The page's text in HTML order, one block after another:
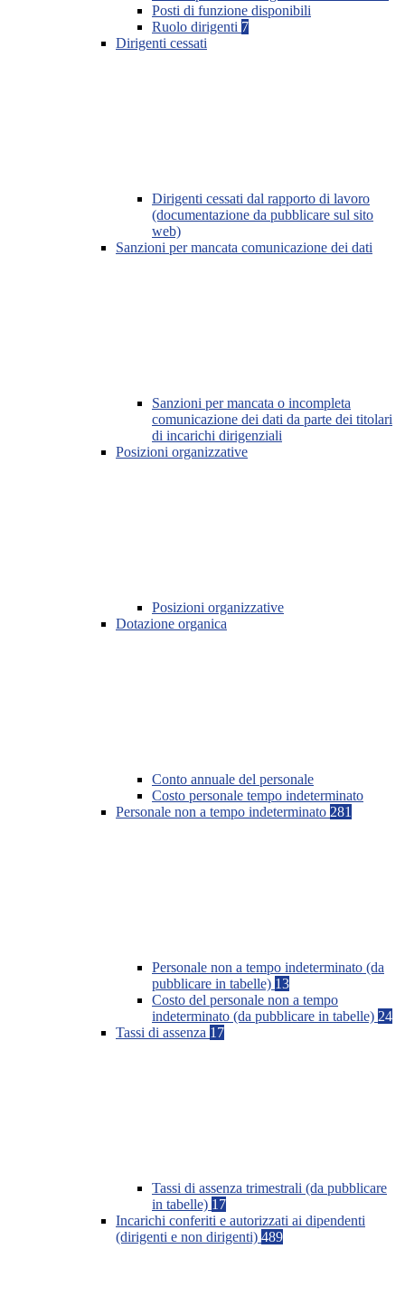
Posti di funzione disponibili
Ruolo dirigenti 7
Dirigenti cessati
Dirigenti cessati dal rapporto di lavoro
(documentazione da pubblicare sul sito
web)
Sanzioni per mancata comunicazione dei dati
Sanzioni per mancata o incompleta
comunicazione dei dati da parte dei titolari
di incarichi dirigenziali
Posizioni organizzative
Posizioni organizzative
Dotazione organica
Conto annuale del personale
Costo personale tempo indeterminato
Personale non a tempo indeterminato 281
Personale non a tempo indeterminato (da
pubblicare in tabelle) 13
Costo del personale non a tempo
indeterminato (da pubblicare in tabelle) 24
Tassi di assenza 17
Tassi di assenza trimestrali (da pubblicare
in tabelle) 17
Incarichi conferiti e autorizzati ai dipendenti
(dirigenti e non dirigenti) 489